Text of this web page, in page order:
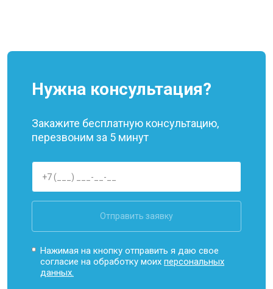
Нужна консультация?
Закажите бесплатную консультацию,
перезвоним за 5 минут
Отправить заявку
Нажимая на кнопку отправить я даю свое
согласие на обработку моихперсональных
данных.